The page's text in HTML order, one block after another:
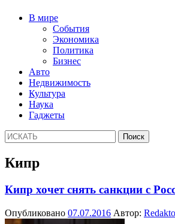
В мире
События
Экономика
Политика
Бизнес
Авто
Недвижимость
Культура
Наука
Гаджеты
Кипр
Кипр хочет снять санкции с
Опубликовано 07.07.2016 Автор: